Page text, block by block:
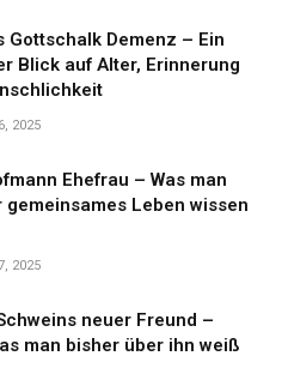
Gottschalk Demenz – Ein
Blick auf Alter, Erinnerung
2025
Ehefrau – Was man
gemeinsames Leben wissen
2025
neuer Freund –
man bisher über ihn weiß